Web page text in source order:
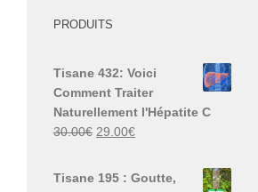
PRODUITS
Tisane 432: Voici
Comment Traiter
Naturellement l'Hépatite C
30.00€ Le
29.00€Le
Tisane 195 : Goutte,